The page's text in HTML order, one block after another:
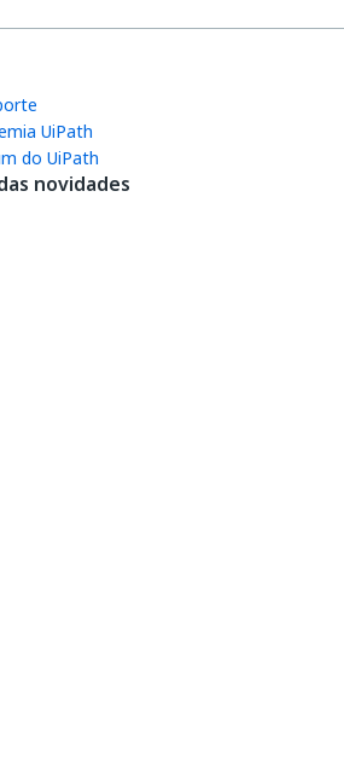
UiPath
do UiPath
novidades